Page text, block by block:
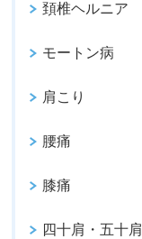
頚椎ヘルニア
モートン病
肩こり
腰痛
膝痛
四十肩・五十肩